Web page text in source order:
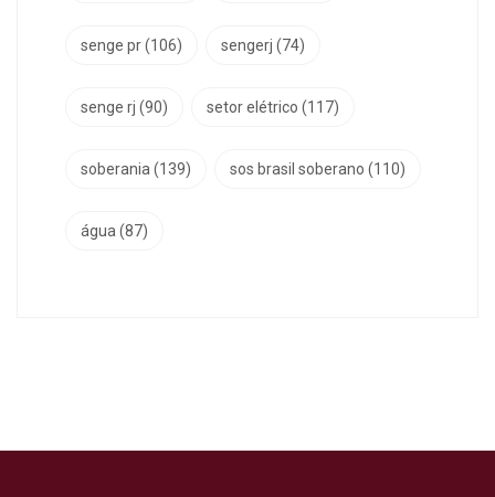
senge pr(106) sengerj (74)
senge rj (90) setor elétrico (117)
soberania (139) sos brasil soberano (110)
água (87)